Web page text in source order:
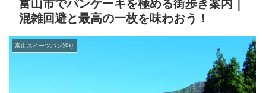
富山市でパンケーキを極める街歩き案内｜
混雑回避と最高の一枚を味わおう！
富山スイーツパン巡り